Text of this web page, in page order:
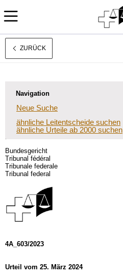
Français
ZURÜCK
Navigation
Neue Suche
ähnliche Leitentscheide suchen
ähnliche Urteile ab 2000 suchen
Bundesgericht
Tribunal fédéral
Tribunale federale
Tribunal federal
4A_603/2023
Urteil vom 25. März 2024